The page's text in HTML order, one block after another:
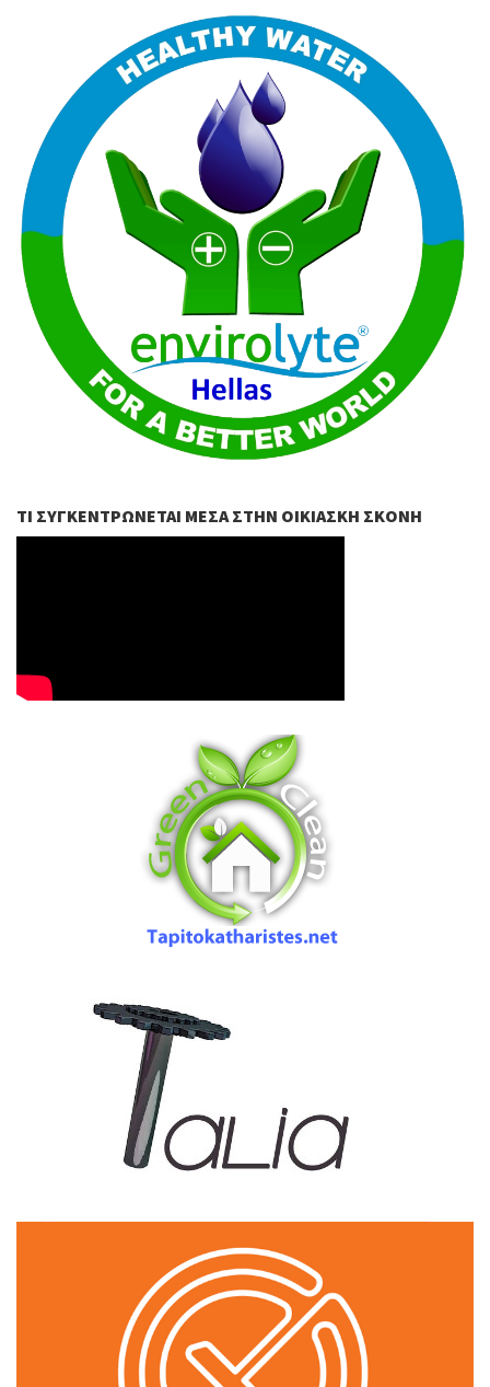
ΤΙ ΣΥΓΚΕΝΤΡΏΝΕΤΑΙ ΜΈΣΑ ΣΤΗΝ ΟΙΚΙΑΣΚΉ ΣΚΌΝΗ